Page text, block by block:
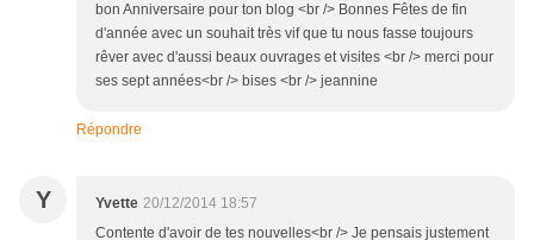
bon Anniversaire pour ton blog <br /> Bonnes Fêtes de fin
d'année avec un souhait très vif que tu nous fasse toujours
rêver avec d'aussi beaux ouvrages et visites <br /> merci pour
ses sept années<br /> bises <br /> jeannine
Répondre
Y Yvette 20/12/2014 18:57
Contente d'avoir de tes nouvelles<br /> Je pensais justement